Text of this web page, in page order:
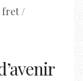
fret /